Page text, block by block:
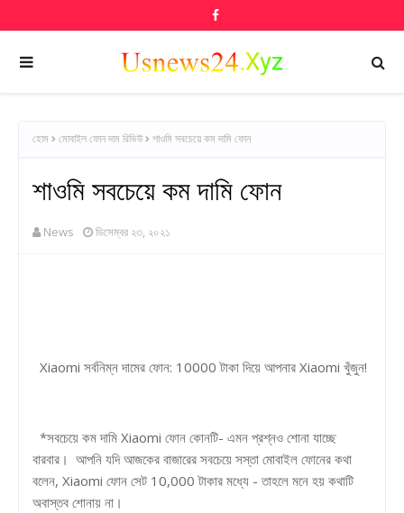
হোম মোবাইল ফোন দাম রিভিউ শাওমি সবচেয়ে কম দামি ফোন
শাওমি সবচেয়ে কম দামি ফোন
News ডিসেম্বর ২৩, ২০২১
Xiaomi সর্বনিম্ন দামের ফোন: 10000 টাকা দিয়ে আপনার Xiaomi খুঁজুন!
*সবচেয়ে কম দামি Xiaomi ফোন কোনটি- এমন প্রশ্নও শোনা যাচ্ছে
বারবার। আপনি যদি আজকের বাজারের সবচেয়ে সস্তা মোবাইল ফোনের কথা
বলেন, Xiaomi ফোন সেট 10,000 টাকার মধ্যে - তাহলে মনে হয় কথাটি
অবাস্তব শোনায় না।